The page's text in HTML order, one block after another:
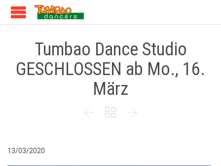
Tumbao Dance Studio
GESCHLOSSEN ab Mo., 16.
März
  
13/03/2020